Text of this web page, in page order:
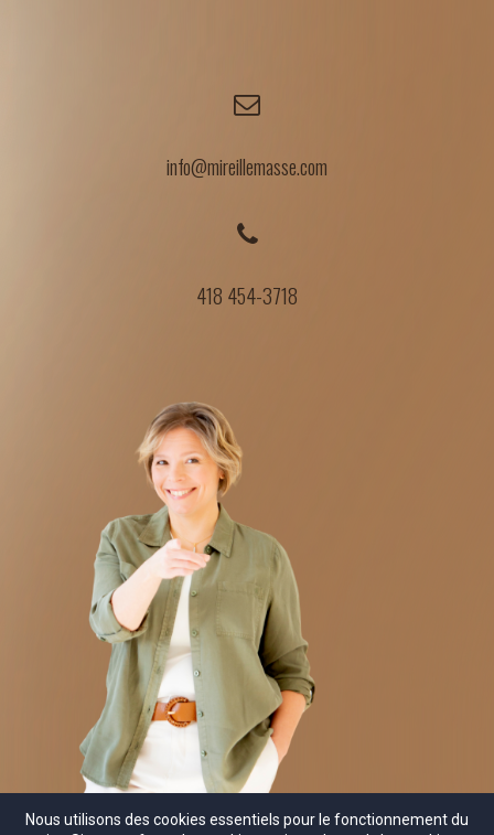
info@mireillemasse.com
418 454-3718
Nous utilisons des cookies essentiels pour le fonctionnement du